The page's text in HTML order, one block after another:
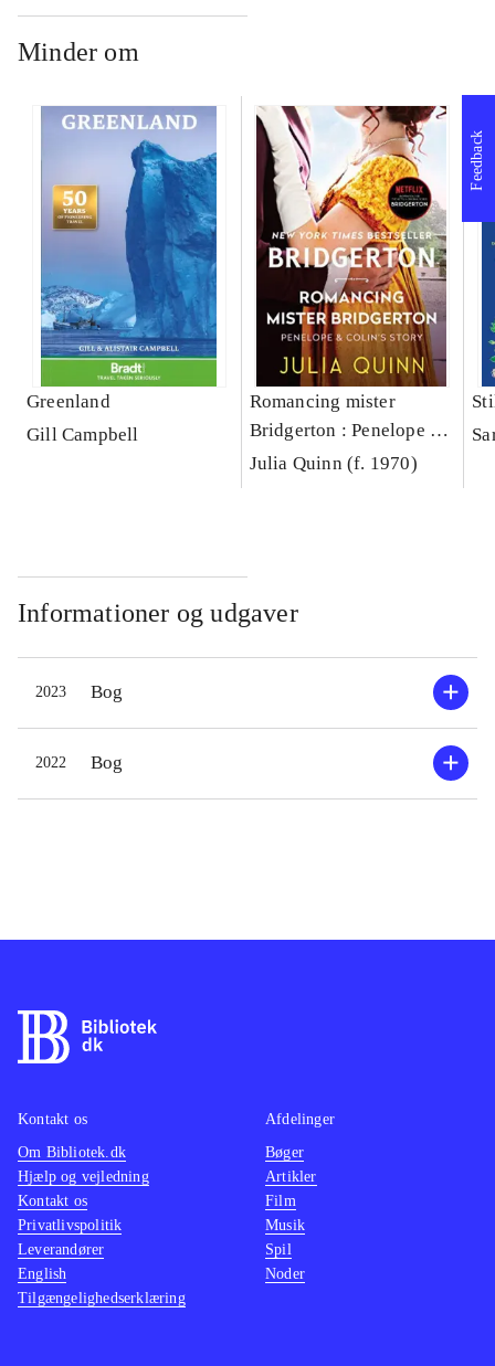
Minder om
Greenland
Gill Campbell
Romancing mister
Bridgerton : Penelope &
Colin's Story
Julia Quinn (f. 1970)
Informationer og udgaver
2023 Bog
2022 Bog
Feedback
Kontakt os
Om Bibliotek.dk
Hjælp og vejledning
Kontakt os
Privatlivspolitik
Leverandører
English
Tilgængelighedserklæring
Afdelinger
Bøger
Artikler
Film
Musik
Spil
Noder